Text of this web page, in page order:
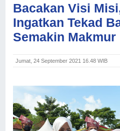
Bacakan Visi
Ingatkan Tekad
Semakin Makmur
Jumat, 24 September 2021 16.48 WIB